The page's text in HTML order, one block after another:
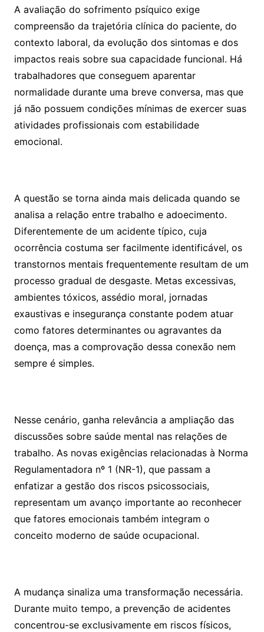
A avaliação do sofrimento psíquico exige
compreensão da trajetória clínica do paciente, do
contexto laboral, da evolução dos sintomas e dos
impactos reais sobre sua capacidade funcional. Há
trabalhadores que conseguem aparentar
normalidade durante uma breve conversa, mas que
já não possuem condições mínimas de exercer suas
atividades profissionais com estabilidade
emocional.
A questão se torna ainda mais delicada quando se
analisa a relação entre trabalho e adoecimento.
Diferentemente de um acidente típico, cuja
ocorrência costuma ser facilmente identificável, os
transtornos mentais frequentemente resultam de um
processo gradual de desgaste. Metas excessivas,
ambientes tóxicos, assédio moral, jornadas
exaustivas e insegurança constante podem atuar
como fatores determinantes ou agravantes da
doença, mas a comprovação dessa conexão nem
sempre é simples.
Nesse cenário, ganha relevância a ampliação das
discussões sobre saúde mental nas relações de
trabalho. As novas exigências relacionadas à Norma
Regulamentadora nº 1 (NR-1), que passam a
enfatizar a gestão dos riscos psicossociais,
representam um avanço importante ao reconhecer
que fatores emocionais também integram o
conceito moderno de saúde ocupacional.
A mudança sinaliza uma transformação necessária.
Durante muito tempo, a prevenção de acidentes
concentrou-se exclusivamente em riscos físicos,